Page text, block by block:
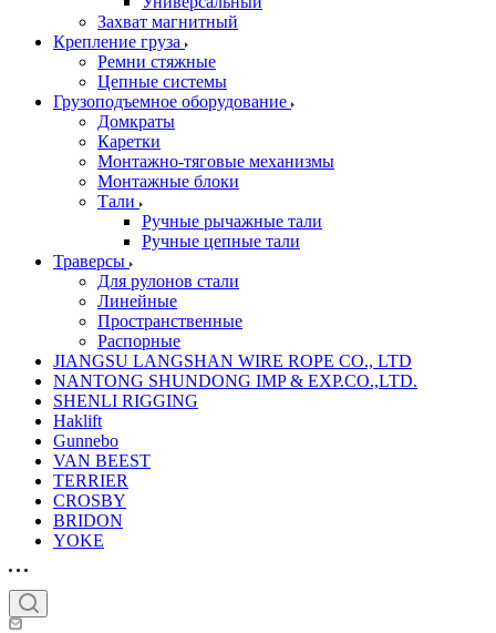
Захват магнитный
Крепление груза
Ремни стяжные
Цепные системы
Грузоподъемное оборудование
Домкраты
Каретки
Монтажно-тяговые механизмы
Монтажные блоки
Тали
Ручные рычажные тали
Ручные цепные тали
Траверсы
Для рулонов стали
Линейные
Пространственные
Распорные
JIANGSU LANGSHAN WIRE ROPE CO., LTD
NANTONG SHUNDONG IMP & EXP.CO.,LTD.
SHENLI RIGGING
Haklift
Gunnebo
VAN BEEST
TERRIER
CROSBY
BRIDON
YOKE